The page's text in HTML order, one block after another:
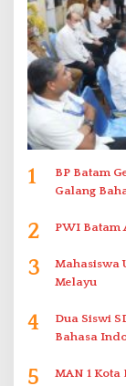
1
BP Batam
Galang
2 PWI Batam
3
Mahasiswa
Melayu
4
Dua Siswi
Bahasa
5
MAN 1 Kota